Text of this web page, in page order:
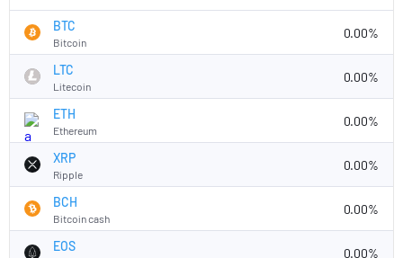
BTC
Bitcoin
0.00%
LTC
Litecoin
0.00%
ETH
Ethereum
0.00%
XRP
Ripple
0.00%
BCH
Bitcoin cash
0.00%
EOS 0.00%